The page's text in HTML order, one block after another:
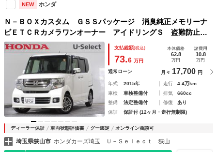
NEW ホンダ
Ｎ－ＢＯＸカスタム ＧＳＳパッケージ 消臭純正メモリーナ
ビＥＴＣＲカメラワンオーナー アイドリングＳ 盗難防止機
能 記録簿付 Ｂモニタ ワンオ－ナ－ スマキ－ オートミ
ラー 禁煙 Ｗエアバック フロントベンチシート 運転席エ
アバッグ
支払総額(税込)
73.6 万円
本体価格
62.8
万円
諸費用
10.8
万円
通常ローン 月々 17,700 円
年式 2015年 走行
4.4万km
車検
車検整備付 排気
660cc
整備
法定整備付 修復
あり
保証
保証付 (12ヶ月・走行無制限)
ディーラー保証 車両状態評価書 グー鑑定 オンライン商談可
埼玉県狭山市 ホンダカーズ埼玉 Ｕ－Ｓｅｌｅｃｔ 狭山